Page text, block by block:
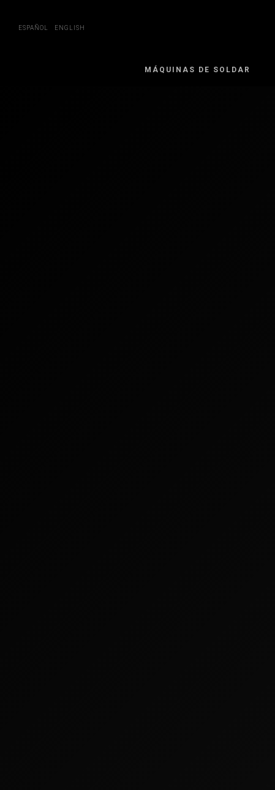
contentESPAÑOL ENGLISH
MÁQUINAS DE SOLDAR